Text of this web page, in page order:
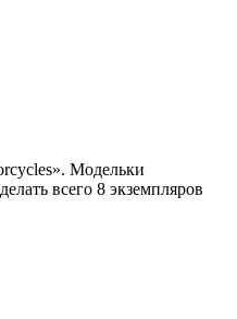
Модельки
всего 8 экземпляров